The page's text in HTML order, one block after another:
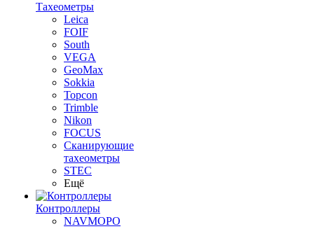
Тахеометры
Leica
FOIF
South
VEGA
GeoMax
Sokkia
Topcon
Trimble
Nikon
FOCUS
Сканирующие
тахеометры
STEC
Ещё
Контроллеры
NAVMOPO